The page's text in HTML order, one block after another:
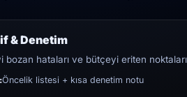
& Denetim
bozan hataları ve bütçeyi eriten
Öncelik listesi + kısa denetim notu